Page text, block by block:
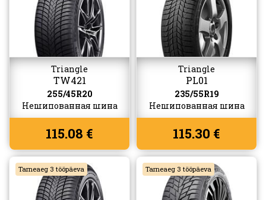
Triangle
TW421
255/45R20
Нешипованная шина
115.08 €
Triangle
PL01
235/55R19
Нешипованная шина
115.30 €
Tarneaeg 3 tööpäeva Tarneaeg 3 tööpäeva